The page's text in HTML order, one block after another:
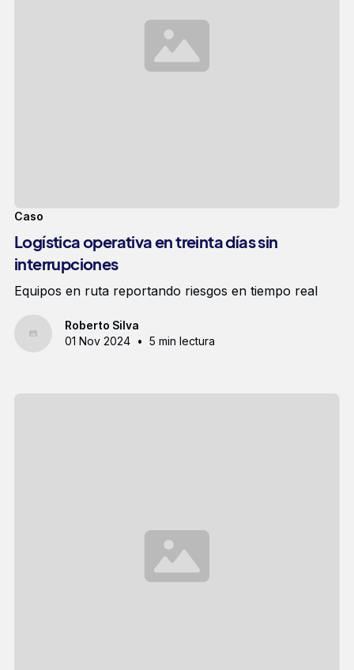
Caso
Logística operativa en treinta días sin
interrupciones
Equipos en ruta reportando riesgos en tiempo real
Roberto Silva
01 Nov 2024 • 5 min lectura